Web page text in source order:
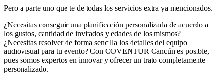
Pero a parte uno que te de todas los servicios extra ya mencionados.
¿Necesitas conseguir una planificación personalizada de acuerdo a
los gustos, cantidad de invitados y edades de los mismos?
¿Necesitas resolver de forma sencilla los detalles del equipo
audiovisual para tu evento? Con COVENTUR Cancún es posible,
pues somos expertos en innovar y ofrecer un trato completamente
personalizado.